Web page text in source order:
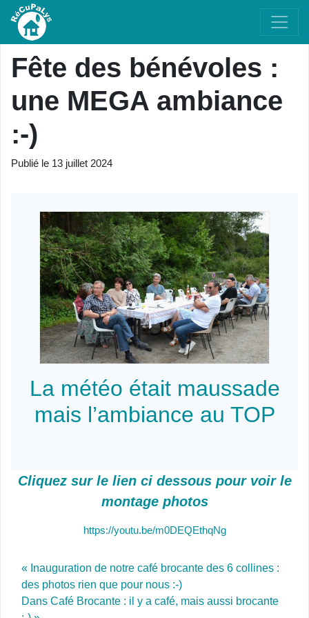
Fête des bénévoles :
une MEGA ambiance
:-)
Publié le 13 juillet 2024
La météo était maussade
mais l’ambiance au TOP
Cliquez sur le lien ci dessous pour voir le
montage photos
https://youtu.be/m0DEQEthqNg
Post navigation
« Inauguration de notre café brocante des 6 collines :
des photos rien que pour nous :-)
Dans Café Brocante : il y a café, mais aussi brocante